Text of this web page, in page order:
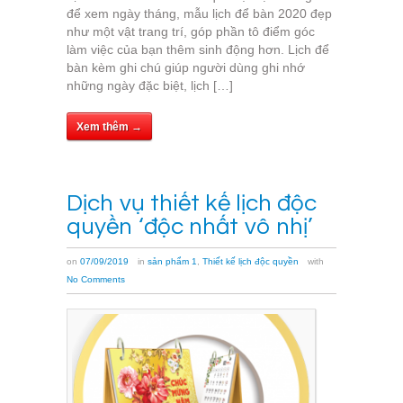
để xem ngày tháng, mẫu lịch để bàn 2020 đẹp
như một vật trang trí, góp phần tô điểm góc
làm việc của bạn thêm sinh động hơn. Lịch để
bàn kèm ghi chú giúp người dùng ghi nhớ
những ngày đặc biệt, lịch […]
Xem thêm →
Dịch vụ thiết kế lịch độc
quyền ‘độc nhất vô nhị’
on 07/09/2019 in sản phẩm 1 Thiết kế lịch độc quyền
with
No Comments